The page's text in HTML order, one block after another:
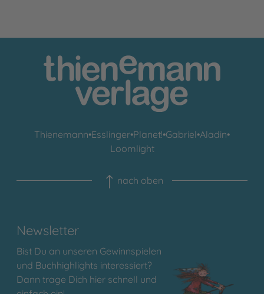
Thienemann•Esslinger•Planet!•Gabriel•Aladin•
Loomlight
nach oben
Newsletter
Bist Du an unseren Gewinnspielen
und Buchhighlights interessiert?
Dann trage Dich hier schnell und